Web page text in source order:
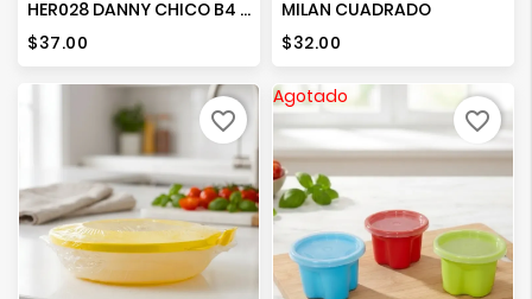
HER028 DANNY CHICO B4 CON 4 PZAS.
Precio
$37.00
MILAN CUADRADO
Precio
$32.00
favorite_border
Agotado
favorite_border